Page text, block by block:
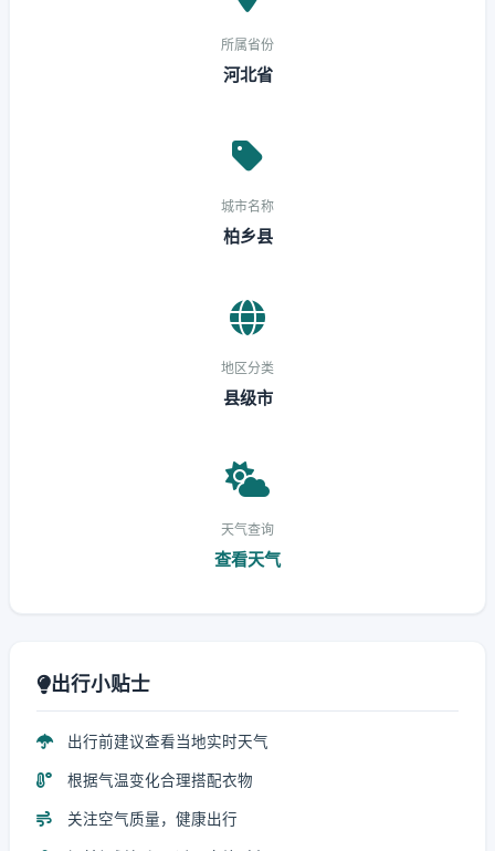
所属省份
河北省
城市名称
柏乡县
地区分类
县级市
天气查询
查看天气
出行小贴士
出行前建议查看当地实时天气
根据气温变化合理搭配衣物
关注空气质量，健康出行